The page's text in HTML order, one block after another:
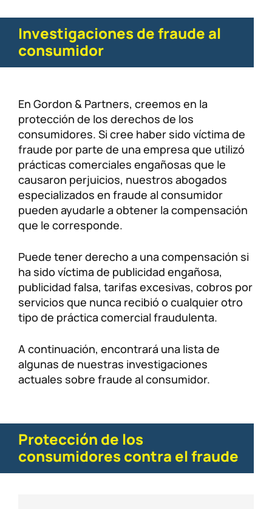
Lesiones personales
Compensación a trabajadores
Admiralty & Maritime Law
Class Actions
Mass Torts
FAQ
Carreras
Investigaciones de fraude al
consumidor
En Gordon & Partners, creemos en la
protección de los derechos de los
consumidores. Si cree haber sido víctima de
fraude por parte de una empresa que utilizó
prácticas comerciales engañosas que le
causaron perjuicios, nuestros abogados
especializados en fraude al consumidor
pueden ayudarle a obtener la compensación
que le corresponde.
Puede tener derecho a una compensación si
ha sido víctima de publicidad engañosa,
publicidad falsa, tarifas excesivas, cobros por
servicios que nunca recibió o cualquier otro
tipo de práctica comercial fraudulenta.
A continuación, encontrará una lista de
algunas de nuestras investigaciones
actuales sobre fraude al consumidor.
Protección de los
consumidores contra el fraude